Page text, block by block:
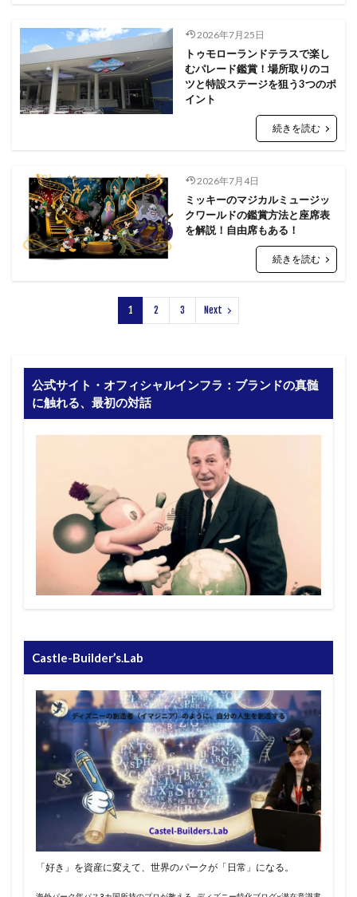
2026年7月25日
トゥモローランドテラスで楽し
むパレード鑑賞！場所取りのコ
ツと特設ステージを狙う3つのポ
イント
続きを読む
2026年7月4日
ミッキーのマジカルミュージッ
クワールドの鑑賞方法と座席表
を解説！自由席もある！
続きを読む
1 2 3 Next
公式サイト・オフィシャルインフラ：ブランドの真髄
に触れる、最初の対話
Castle-Builder’s.Lab
「好き」を資産に変えて、世界のパークが「日常」になる。